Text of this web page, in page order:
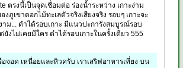
ตรงนี้เป็นจุดเชื่อมต่อ ร่องน้ำระหว่าง เกาะง่าม
ภูเขาดอกไม้ทะเลตัวจริงเสียงจริง รอบๆ เกาะจะ
ม... ดำได้รอบเกาะ มีแนวปะการังสมบูรณ์รอบ
ยังไม่เคยมีใคร ดำได้รอบเกาะในครั้งเดียว 555
อจอด เหนื่อยและหิวครับ เราเสริฟอาหารเที่ยง บน